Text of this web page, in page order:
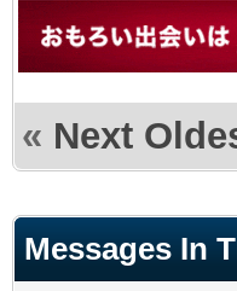
« Next
Messages In